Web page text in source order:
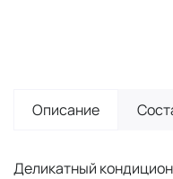
Описание
Деликатный